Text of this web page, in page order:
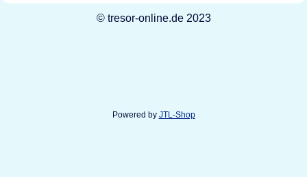
© tresor-online.de 2023
Powered by JTL-Shop